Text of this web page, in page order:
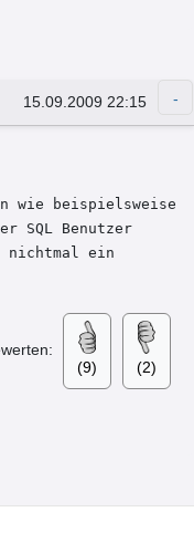
15.09.2009 22:15
SQL Benutzer
nichtmal ein
(9)
(2)